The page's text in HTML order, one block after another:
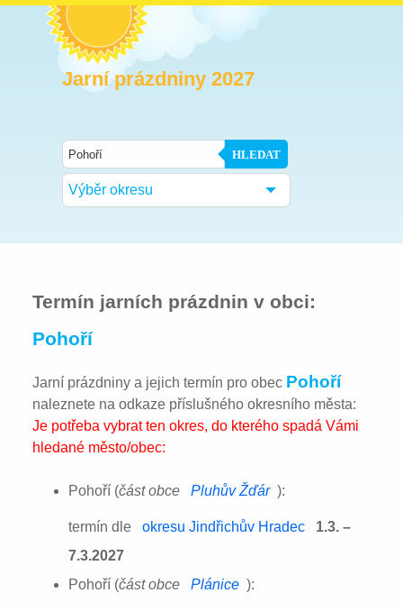
Jarní prázdniny 2027
HLEDAT
Výběr okresu
Termín jarních prázdnin v obci:
Pohoří
Jarní prázdniny a jejich termín pro obec Pohoří
naleznete na odkaze příslušného okresního města:
Je potřeba vybrat ten okres, do kterého spadá Vámi
hledané město/obec:
Pohoří (část obce Pluhův Žďár ):
termín dle okresu Jindřichův Hradec
1.3. –
7.3.2027
Pohoří (část obce Plánice ):